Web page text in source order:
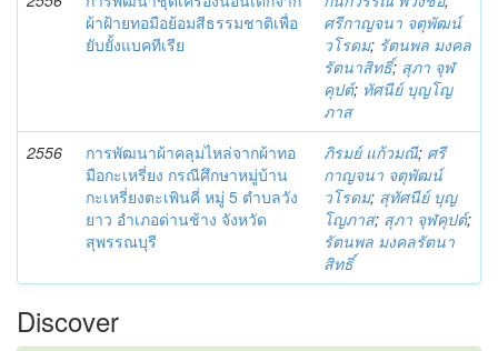
ผ้าฝ้ายทอมือย้อมสีธรรมชาติเพื่อ
ยับยั้งแบคทีเรีย
ศรีกาญจนา จตุพัฒน์
วโรดม; รัตนพล มงคล
รัตนาสิทธิ์; สุภา จุฬ
คุปต์; ทัศนีย์ บุญโญ
ภาส
2556
การพัฒนาผ้าคลุมไหล่จากผ้าทอ
มือกะเหรี่ยง กรณีศึกษาหมู่บ้าน
กะเหรี่ยงตะเพินคี่ หมู่ 5 ตำบลวัง
ยาว อำเภอด่านช้าง จังหวัด
สุพรรณบุรี
ภิรมย์ แก้วมณี; ศรี
กาญจนา จตุพัฒน์
วโรดม; สุทัศนีย์ บุญ
โญภาส; สุภา จุฬคุปต์;
รัตนพล มงคลรัตนา
สิทธิ์
Discover